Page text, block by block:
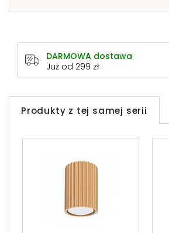
DARMOWA dostawa
Już od 299 zł
Produkty z tej samej serii